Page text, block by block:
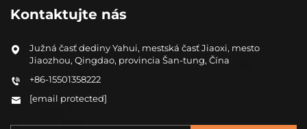
Kontaktujte nás
Južná časť dediny Yahui, mestská časť Jiaoxi, mesto
Jiaozhou, Qingdao, provincia Šan-tung, Čína
+86-15501358222
[email protected]